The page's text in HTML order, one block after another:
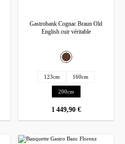
Gastrobank Cognac Braun Old
English cuir véritable
Sélectionnez
Marron
Sélectionnez
Longue123cm 160cm
200cm
prix régulier :
1 449,90 €